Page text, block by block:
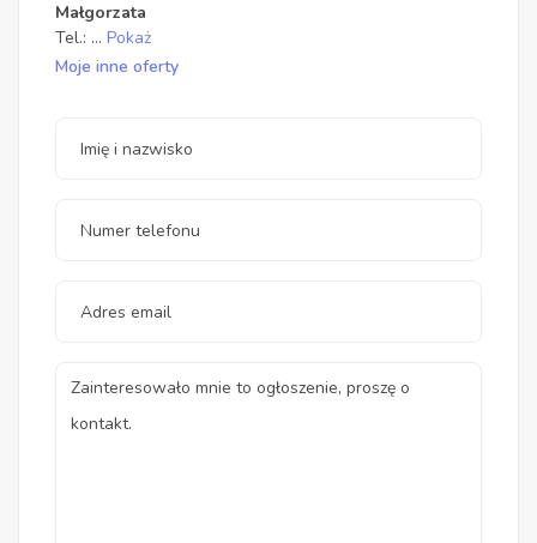
Małgorzata
Tel.: ... Pokaż
Moje inne oferty